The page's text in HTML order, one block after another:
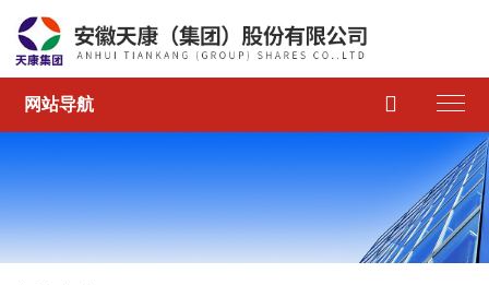
网站导航 